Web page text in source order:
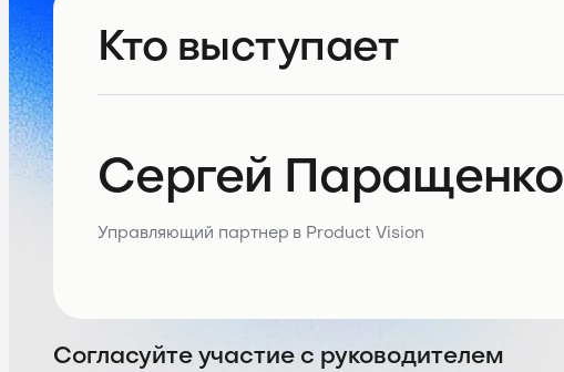
Кто выступает
Сергей Паращенко
Управляющий партнер в Product Vision
Согласуйте участие с руководителем